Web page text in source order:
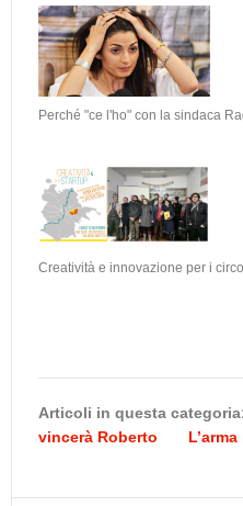
Perché "ce l'ho" con la sindaca
Creatività e innovazione per i
Articoli in questa
vincerà Roberto